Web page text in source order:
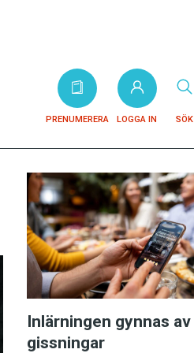
PRENUMERERA LOGGA IN SÖK
Inlärningen gynnas av
gissningar